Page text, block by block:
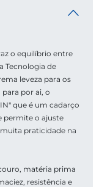
o equilíbrio entre
Tecnologia de
leveza para os
para por ai, o
que é um cadarço
permite o ajuste
praticidade na
matéria prima
resistência e